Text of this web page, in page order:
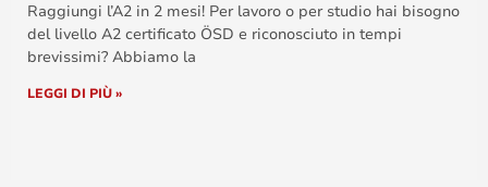
Raggiungi l’A2 in 2 mesi! Per lavoro o per studio hai bisogno
del livello A2 certificato ÖSD e riconosciuto in tempi
brevissimi? Abbiamo la
LEGGI DI PIÙ »